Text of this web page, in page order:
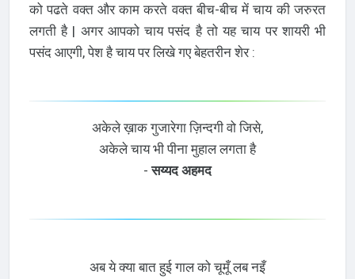
को पढते वक्त और काम करते वक्त बीच-बीच में चाय की जरुरत
लगती है | अगर आपको चाय पसंद है तो यह चाय पर शायरी भी
पसंद आएगी, पेश है चाय पर लिखे गए बेहतरीन शेर :
अकेले ख़ाक गुजारेगा ज़िन्दगी वो जिसे,
अकेले चाय भी पीना मुहाल लगता है
-सय्यद अहमद
अब ये क्या बात हुई गाल को चूमूँ लब नइँ